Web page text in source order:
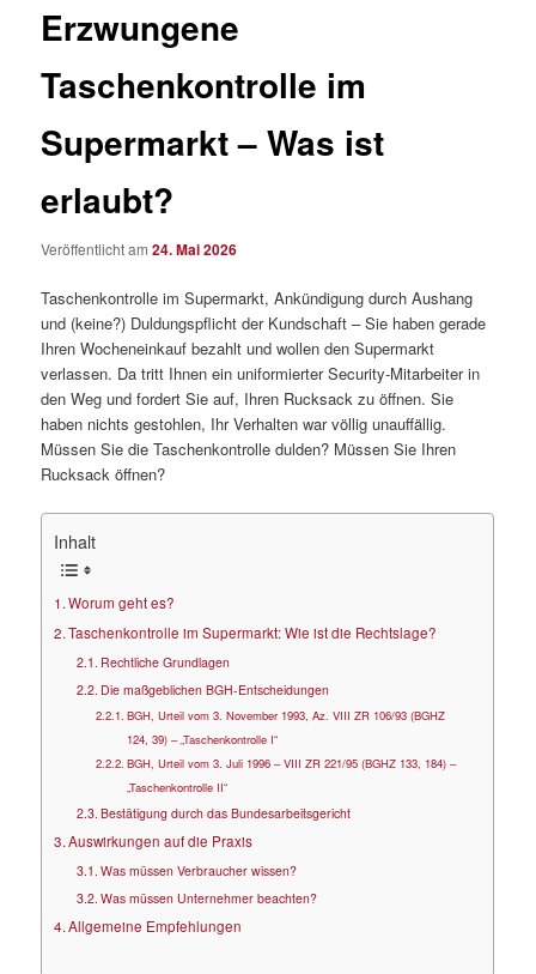
Erzwungene
Taschenkontrolle im
Supermarkt – Was ist
erlaubt?
Veröffentlicht am24. Mai 2026
Taschenkontrolle im Supermarkt, Ankündigung durch Aushang
und (keine?) Duldungspflicht der Kundschaft – Sie haben gerade
Ihren Wocheneinkauf bezahlt und wollen den Supermarkt
verlassen. Da tritt Ihnen ein uniformierter Security-Mitarbeiter in
den Weg und fordert Sie auf, Ihren Rucksack zu öffnen. Sie
haben nichts gestohlen, Ihr Verhalten war völlig unauffällig.
Müssen Sie die Taschenkontrolle dulden? Müssen Sie Ihren
Rucksack öffnen?
Inhalt
Worum geht es?
Taschenkontrolle im Supermarkt: Wie ist die Rechtslage?
Rechtliche Grundlagen
Die maßgeblichen BGH-Entscheidungen
BGH, Urteil vom 3. November 1993, Az. VIII ZR 106/93 (BGHZ
124, 39) – „Taschenkontrolle I“
BGH, Urteil vom 3. Juli 1996 – VIII ZR 221/95 (BGHZ 133, 184) –
„Taschenkontrolle II“
Bestätigung durch das Bundesarbeitsgericht
Auswirkungen auf die Praxis
Was müssen Verbraucher wissen?
Was müssen Unternehmer beachten?
Allgemeine Empfehlungen